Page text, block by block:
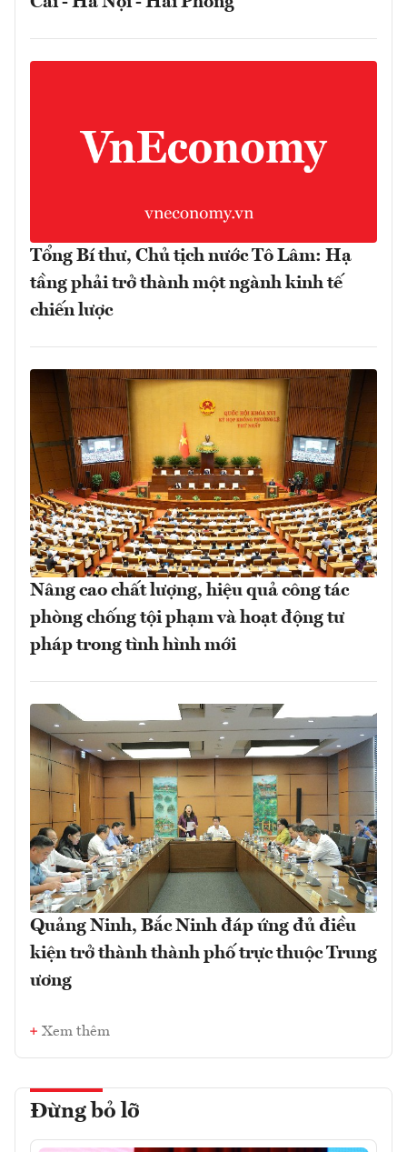
Tổng Bí thư, Chủ tịch nước Tô Lâm: Hạ
tầng phải trở thành một ngành kinh tế
chiến lược
Nâng cao chất lượng, hiệu quả công tác
phòng chống tội phạm và hoạt động tư
pháp trong tình hình mới
Quảng Ninh, Bắc Ninh đáp ứng đủ điều
kiện trở thành thành phố trực thuộc Trung
ương
Xem thêm
Đừng bỏ lỡ